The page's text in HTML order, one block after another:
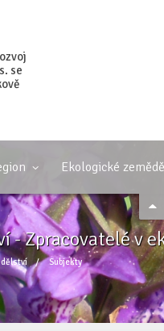
se
Ekologické
- Zpracovatelé v
/ Subjekty